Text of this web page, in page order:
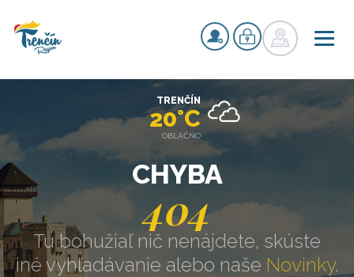
CHYBA
404
Tu bohužiaľ nič nenájdete, skúste
iné vyhľadávanie alebo naše Novinky.
TRENČÍN
20°C
OBLAČNO